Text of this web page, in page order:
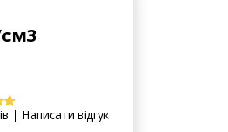
| Написати відгук